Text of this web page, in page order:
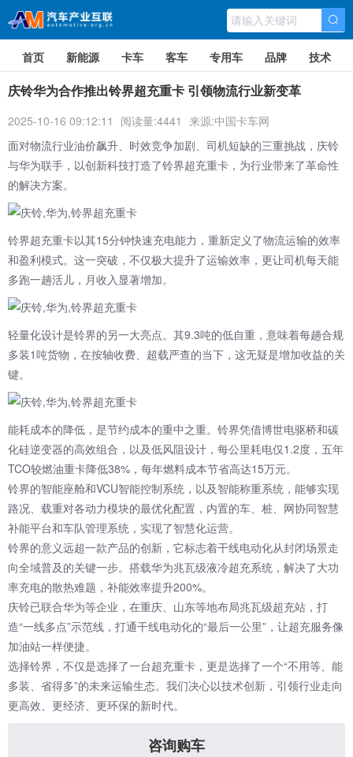
首页 新能源 卡车 客车 专用车 品牌 技术
庆铃华为合作推出铃界超充重卡 引领物流行业新变革
2025-10-16 09:12:11 阅读量:4441
来源:中国卡车网
面对物流行业油价飙升、时效竞争加剧、司机短缺的三重挑战，庆铃
与华为联手，以创新科技打造了铃界超充重卡，为行业带来了革命性
的解决方案。
铃界超充重卡以其15分钟快速充电能力，重新定义了物流运输的效率
和盈利模式。这一突破，不仅极大提升了运输效率，更让司机每天能
多跑一趟活儿，月收入显著增加。
轻量化设计是铃界的另一大亮点。其9.3吨的低自重，意味着每趟合规
多装1吨货物，在按轴收费、超载严查的当下，这无疑是增加收益的关
键。
能耗成本的降低，是节约成本的重中之重。铃界凭借博世电驱桥和碳
化硅逆变器的高效组合，以及低风阻设计，每公里耗电仅1.2度，五年
TCO较燃油重卡降低38%，每年燃料成本节省高达15万元。
铃界的智能座舱和VCU智能控制系统，以及智能称重系统，能够实现
路况、载重对各动力模块的最优化配置，内置的车、桩、网协同智慧
补能平台和车队管理系统，实现了智慧化运营。
铃界的意义远超一款产品的创新，它标志着干线电动化从封闭场景走
向全域普及的关键一步。搭载华为兆瓦级液冷超充系统，解决了大功
率充电的散热难题，补能效率提升200%。
庆铃已联合华为等企业，在重庆、山东等地布局兆瓦级超充站，打
造“一线多点”示范线，打通干线电动化的“最后一公里”，让超充服务像
加油站一样便捷。
选择铃界，不仅是选择了一台超充重卡，更是选择了一个“不用等、能
多装、省得多”的未来运输生态。我们决心以技术创新，引领行业走向
更高效、更经济、更环保的新时代。
咨询购车